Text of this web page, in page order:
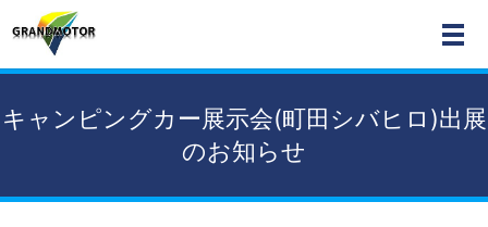
キャンピングカー展示会(町田シバヒロ)出展
のお知らせ